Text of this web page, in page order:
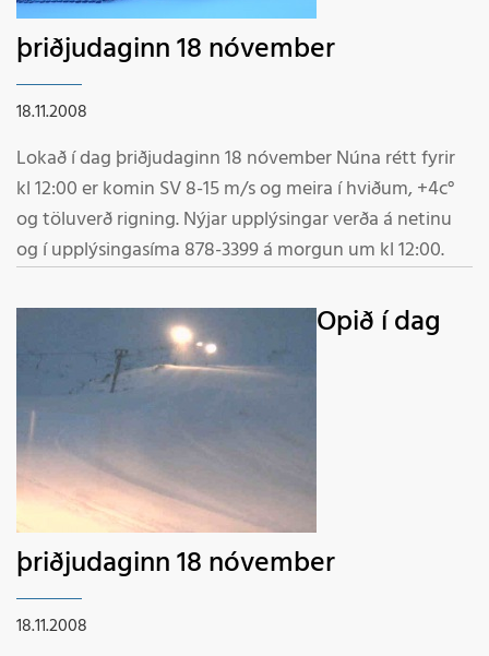
þriðjudaginn 18 nóvember
18.11.2008
Lokað í dag þriðjudaginn 18 nóvember Núna rétt fyrir
kl 12:00 er komin SV 8-15 m/s og meira í hviðum, +4c°
og töluverð rigning. Nýjar upplýsingar verða á netinu
og í upplýsingasíma 878-3399 á morgun um kl 12:00.
Opið í dag
þriðjudaginn 18 nóvember
18.11.2008